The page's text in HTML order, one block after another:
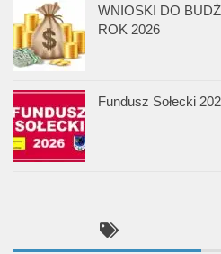
WNIOSKI DO
ROK 2026
Fundusz Sołecki